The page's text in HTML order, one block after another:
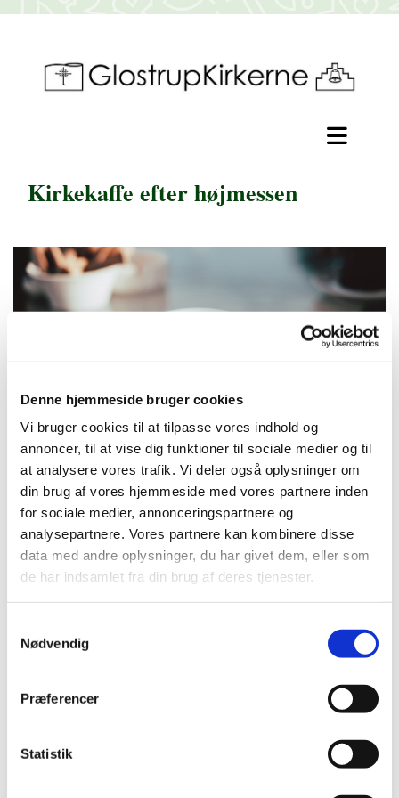
Denne hjemmeside bruger cookies
Vi bruger cookies til at tilpasse vores indhold og
annoncer, til at vise dig funktioner til sociale medier og til
at analysere vores trafik. Vi deler også oplysninger om
din brug af vores hjemmeside med vores partnere inden
for sociale medier, annonceringspartnere og
analysepartnere. Vores partnere kan kombinere disse
data med andre oplysninger, du har givet dem, eller som
de har indsamlet fra din brug af deres tjenester.
Nødvendig
Præferencer
Statistik
Kirkekaffe efter højmessen
Søndag 22. marts 2026, kl. 11:30
Østervangkirken, Dommervangen 2, 2600